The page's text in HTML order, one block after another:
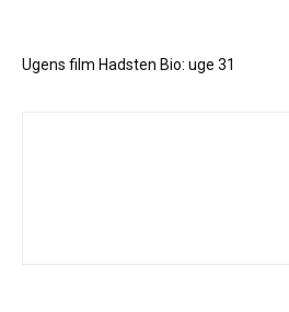
Ugens film Hadsten Bio: uge 31